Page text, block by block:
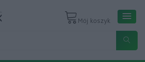
Mój koszyk